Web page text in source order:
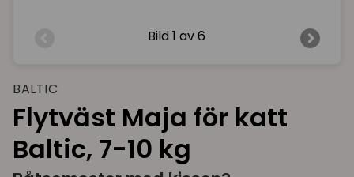
Bild1 av 6
BALTIC
Flytväst Maja för katt
Baltic, 7-10 kg